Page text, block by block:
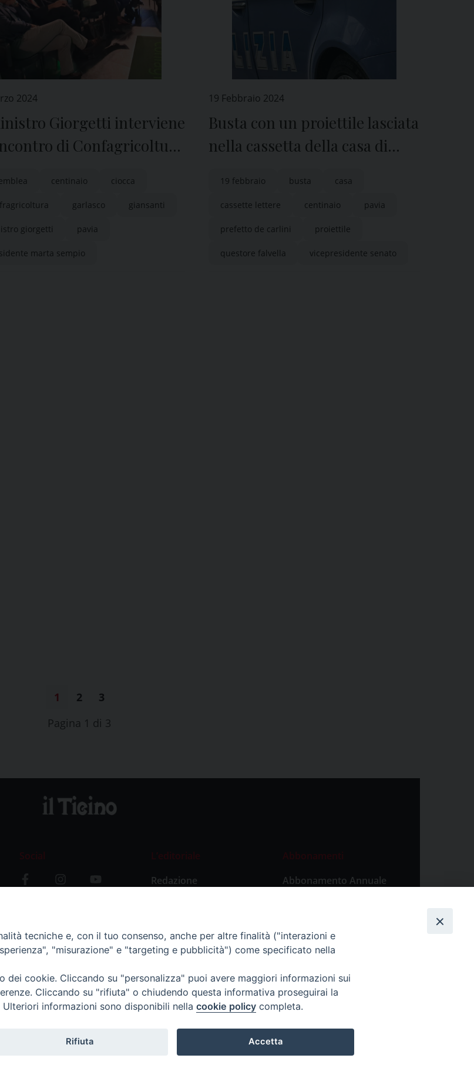
2024
Giorgetti interviene
di Confagricoltura
centinaio ciocca
garlasco giansanti
giorgetti pavia
marta sempio
19 Febbraio 2024
Busta con un proiettile lasciata
nella cassetta della casa di
19 febbraio busta casa
cassette lettere centinaio pavia
prefetto de carlini proiettile
questore falvella vicepresidente senato
1 2
3
Pagina 1 di 3
Social
L’editoriale
Redazione
Abbonamenti
Abbonamento Annuale
Abbonamento Singola
tecniche e, con il tuo consenso, anche per altre finalità ("interazioni e
"misurazione" e "targeting e pubblicità") come specificato nella
dei cookie. Cliccando su "personalizza" puoi avere maggiori informazioni sui
Cliccando su "rifiuta" o chiudendo questa informativa proseguirai la
informazioni sono disponibili nella cookie policy completa.
Rifiuta Accetta